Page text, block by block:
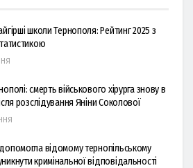
школи Тернополя: Рейтинг 2025 з
смерть військового хірурга знову в
розслідування Яніни Соколової
відомому тернопільському
кримінальної відповідальності